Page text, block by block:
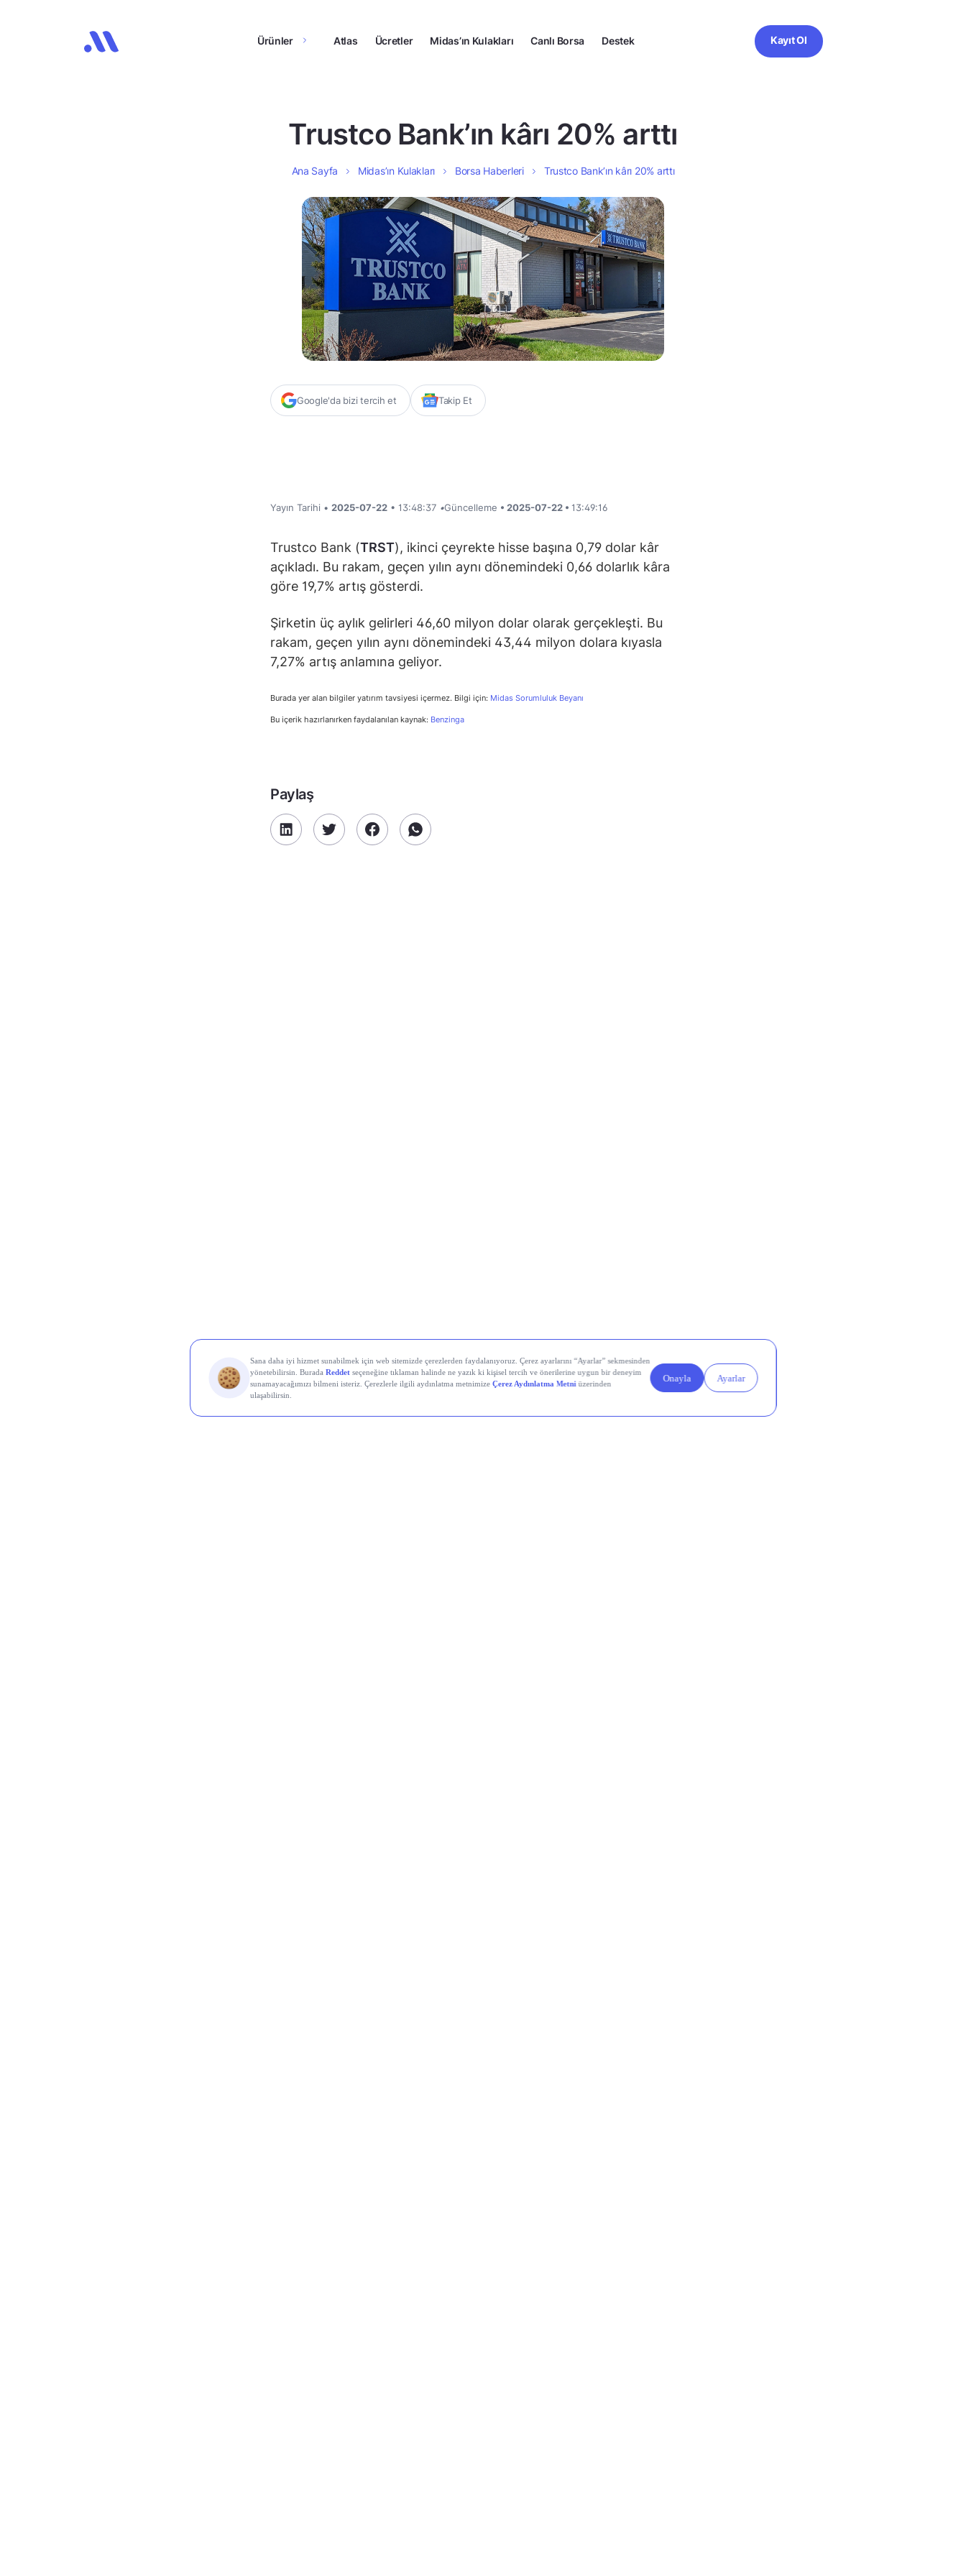
Ürünler Atlas Ücretler Midas’ın Kulakları Canlı Borsa Destek Kayıt Ol
Trustco Bank’ın kârı 20% arttı
Ana Sayfa Midas’ın Kulakları Borsa Haberleri Trustco Bank’ın kârı 20% arttı
Google'da bizi tercih et Takip Et
Yayın Tarihi • 2025-07-22 • 13:48:37 •Güncelleme • 2025-07-22 • 13:49:16
Trustco Bank (TRST), ikinci çeyrekte hisse başına 0,79 dolar kâr
açıkladı. Bu rakam, geçen yılın aynı dönemindeki 0,66 dolarlık kâra
göre 19,7% artış gösterdi.
Şirketin üç aylık gelirleri 46,60 milyon dolar olarak gerçekleşti. Bu
rakam, geçen yılın aynı dönemindeki 43,44 milyon dolara kıyasla
7,27% artış anlamına geliyor.
Burada yer alan bilgiler yatırım tavsiyesi içermez. Bilgi için: Midas Sorumluluk Beyanı
Bu içerik hazırlanırken faydalanılan kaynak: Benzinga
Paylaş